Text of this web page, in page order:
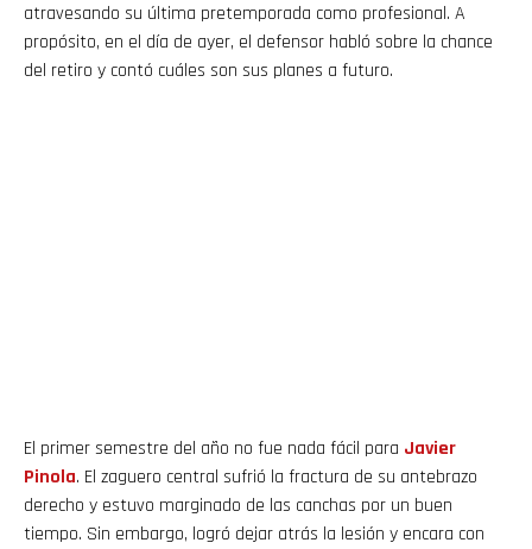
atravesando su última pretemporada como profesional. A
propósito, en el día de ayer, el defensor habló sobre la chance
del retiro y contó cuáles son sus planes a futuro.
El primer semestre del año no fue nada fácil para Javier
Pinola. El zaguero central sufrió la fractura de su antebrazo
derecho y estuvo marginado de las canchas por un buen
tiempo. Sin embargo, logró dejar atrás la lesión y encara con